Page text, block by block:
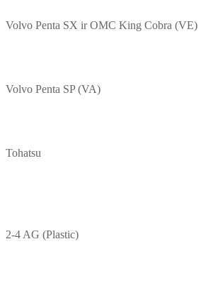
Volvo Penta SX ir OMC King Cobra (VE)
Volvo Penta SP (VA)
Tohatsu
2-4 AG (Plastic)